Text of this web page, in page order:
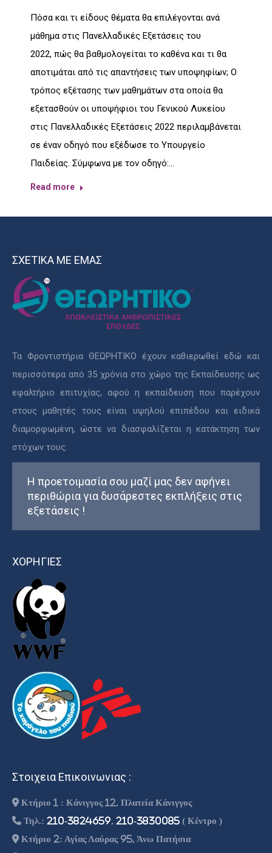
Πόσα και τι είδους θέματα θα επιλέγονται ανά
μάθημα στις Πανελλαδικές Εξετάσεις του
2022, πώς θα βαθμολογείται το καθένα και τι θα
αποτιμάται από τις απαντήσεις των υποψηφίων; Ο
τρόπος εξέτασης των μαθημάτων στα οποία θα
εξετασθούν οι υποψήφιοι του Γενικού Λυκείου
στις Πανελλαδικές Εξετάσεις 2022 περιλαμβάνεται
σε έναν οδηγό που εξέδωσε το Υπουργείο
Παιδείας. Σύμφωνα με τον οδηγό:…
Read more
ΣΧΕΤΙΚΑ ΜΕ ΕΜΑΣ
Τα Φροντιστήρια ΘΕΩΡΗΤΙΚΟ έχουν καθιερωθεί εδώ και
περισσότερα από 35 χρόνια στο χώρο της Εκπαίδευσης ως
εφαλτήριο επιτυχίας, αφού η εκπαίδευση που παρέχουν
στους μαθητές τους είναι υψηλού επιπέδου και ειδικά
διαμορφωμένη, ώστε να διασφαλίζεται η κατάκτηση των
στόχων τους.
Η προετοιμασία σου μαζί μας δεν αφήνει
περιθώρια για δυσάρεστες εκπλήξεις στις
εξετάσεις !
ΧΟΡΗΓΙΕΣ
Στοιχεια Επικοινωνιας :
Κτήριο 1 : Κάνιγγος 12, Πλατεία Κάνιγγος
Τηλ.: 210-3824659 210-3830085 ( Κέντρο )
Κτήριο 2: Αγίας Λαύρας 95, Άνω Πατήσια